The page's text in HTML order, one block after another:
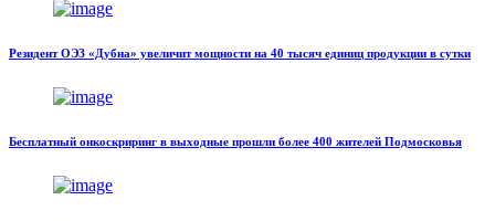
Резидент ОЭЗ «Дубна» увеличит мощности на 40 тысяч единиц продукции в сутки
Бесплатный онкоскриринг в выходные прошли более 400 жителей Подмосковья